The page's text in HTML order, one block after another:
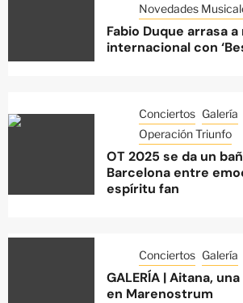
Novedades
Fabio Duque arrasa a
internacional con
Conciertos Galería
Operación Triunfo
OT 2025 se da un
Barcelona entre
espíritu fan
Conciertos Galería
GALERÍA | Aitana,
en Marenostrum